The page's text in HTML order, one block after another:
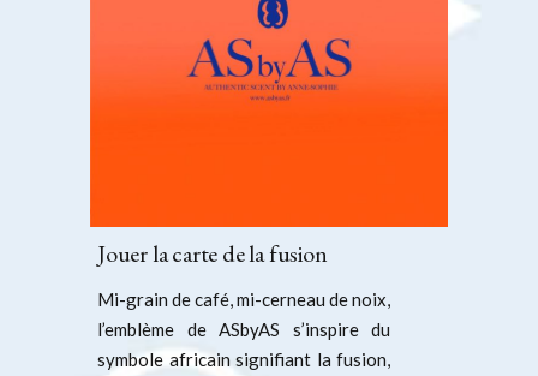
Jouer la carte de la fusion
Mi-grain de café, mi-cerneau de noix,
l’emblème de ASbyAS s’inspire du
symbole africain signifiant la fusion,